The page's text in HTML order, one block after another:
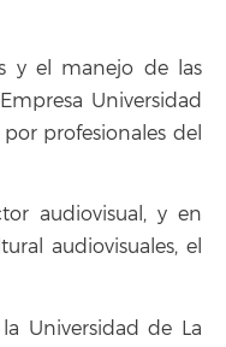
y el manejo de las
Universidad
profesionales del
audiovisual, y en
audiovisuales, el
Universidad de La